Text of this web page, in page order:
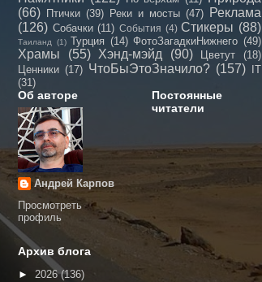
(66) Птички (39) Реки и мосты (47) Реклама
(126) Собачки (11) События (4) Стикеры (88)
Таиланд (1) Турция (14) ФотоЗагадкиНижнего (49)
Храмы (55) Хэнд-мэйд (90) Цветут
(18)
Ценники (17) ЧтоБыЭтоЗначило? (157)
IT
(31)
Об авторе
Андрей Карпов
Просмотреть
профиль
Постоянные
читатели
Архив блога
► 2026(136)